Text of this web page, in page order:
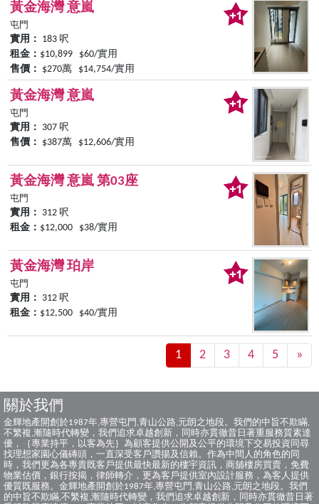
黃金海灣 意嵐
屯門
實用： 183 呎
租金： $10,899 $60/實用
售價： $270萬 $14,754/實用
黃金海灣 意嵐
屯門
實用： 307 呎
售價： $387萬 $12,606/實用
黃金海灣 意嵐 第03座
屯門
實用： 312 呎
租金： $12,000 $38/實用
黃金海灣 珀岸
屯門
實用： 312 呎
租金： $12,500 $40/實用
1 2 3 4 5 »
關於我們
金輝地產開創於1987年,專營屯門,青山公路,元朗之地段。我們的中旨不欺瞞,
不繁複,漸隨時代轉變，我們追求卓越創新，同時亦貫徹昔日著重服務質素達
優，｛專業持平，以客為先｝為顧客提供公開及公平的環境下交易投資同尋
找理想家園心儀磚頭，一直深受客戶讚揚及信賴。作為中間人的角色的同
時，我們更為各專貴既客戶提供最快最新的樓宇資訊，商舖樓房買賣，免費
物業估價，銀行按揭，律師轉介，更為客戶提供室內設計服務，為客人提供
優質既服務。金輝地產開創於1987年,專營屯門,青山公路,元朗之地段。我們
的中旨不欺瞞,不繁複,漸隨時代轉變，我們追求卓越創新，同時亦貫徹昔日著